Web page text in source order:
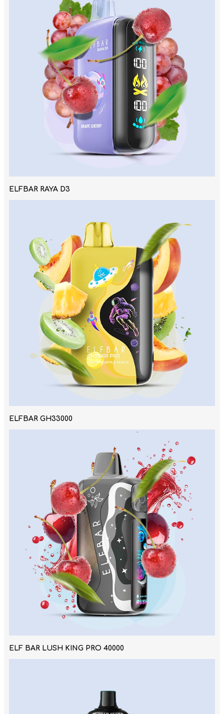
ELFBAR RAYA D3
ELFBAR GH33000
ELF BAR LUSH KING PRO 40000